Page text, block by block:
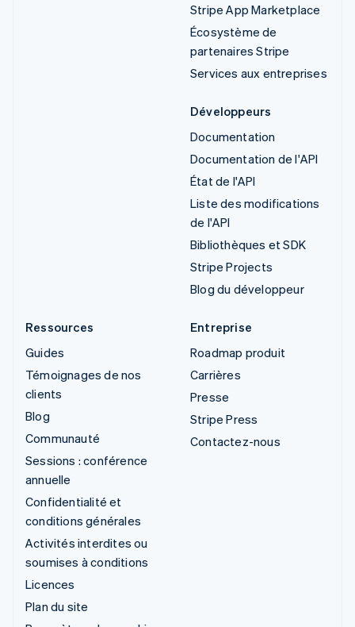
Stripe App Marketplace
Écosystème de
partenaires Stripe
Services aux entreprises
Développeurs
Documentation
Documentation de l'API
État de l'API
Liste des modifications
de l'API
Bibliothèques et SDK
Stripe Projects
Blog du développeur
Ressources
Guides
Témoignages de nos
clients
Blog
Communauté
Sessions : conférence
annuelle
Confidentialité et
conditions générales
Activités interdites ou
soumises à conditions
Licences
Plan du site
Entreprise
Roadmap produit
Carrières
Presse
Stripe Press
Contactez-nous